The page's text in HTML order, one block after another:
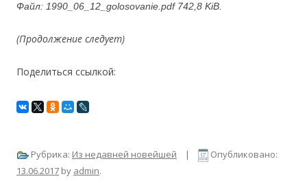
Файл: 1990_06_12_golosovanie.pdf 742,8 KiB.
(Продолжение следует)
Поделиться ссылкой:
Рубрика: Из недавней новейшей |
Опубликовано:
13.06.2017 by admin.